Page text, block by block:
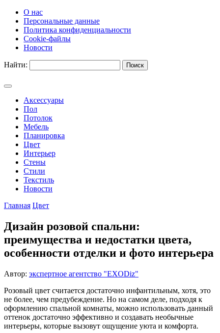
О нас
Персональные данные
Политика конфиденциальности
Cookie-файлы
Новости
Найти:
Аксессуары
Пол
Потолок
Мебель
Планировка
Цвет
Интерьер
Стены
Стили
Текстиль
Новости
Главная Цвет
Дизайн розовой спальни:
преимущества и недостатки цвета,
особенности отделки и фото интерьера
Автор: экспертное агентство "EXODiz"
Розовый цвет считается достаточно инфантильным, хотя, это
не более, чем предубеждение. Но на самом деле, подходя к
оформлению спальной комнаты, можно использовать данный
оттенок достаточно эффективно и создавать необычные
интерьеры, которые вызовут ощущение уюта и комфорта.